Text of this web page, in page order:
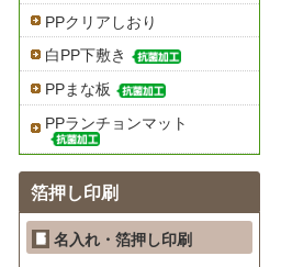
PPクリアしおり
白PP下敷き
PPまな板
PPランチョンマット
箔押し印刷
名入れ・箔押し印刷